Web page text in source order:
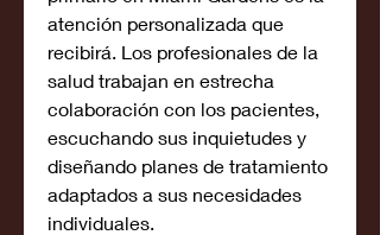
atención personalizada que
recibirá. Los profesionales de la
salud trabajan en estrecha
colaboración con los pacientes,
escuchando sus inquietudes y
diseñando planes de tratamiento
adaptados a sus necesidades
individuales.